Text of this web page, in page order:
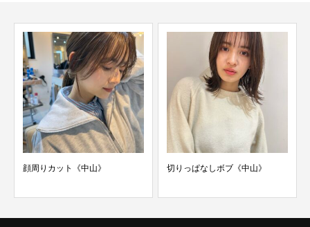
顔周りカット《中山》 切りっぱなしボブ《中山》